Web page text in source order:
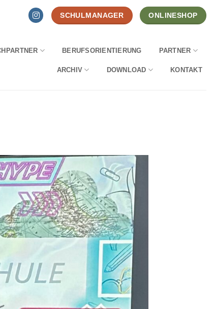
SCHULMANAGER ONLINESHOP
BERUFSORIENTIERUNG PARTNER
ARCHIV DOWNLOAD KONTAKT